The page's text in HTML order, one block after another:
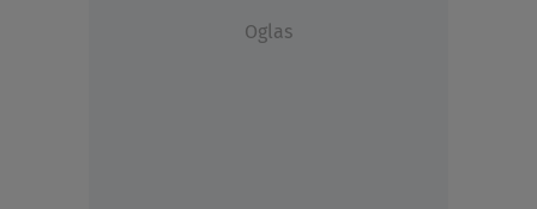
Oglas